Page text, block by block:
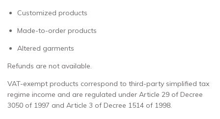
Customized products
Made-to-order products
Altered garments
Refunds are not available.
VAT-exempt products correspond to third-party simplified tax
regime income and are regulated under Article 29 of Decree
3050 of 1997 and Article 3 of Decree 1514 of 1998.